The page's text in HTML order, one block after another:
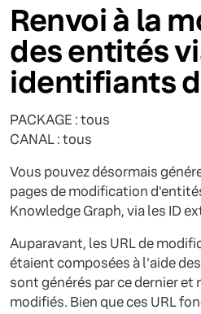
Renvoi à la
des entités
identifiants
PACKAGE : tous
CANAL : tous
Vous pouvez désormais
pages de modification
Knowledge Graph, via les ID
Auparavant, les URL de
étaient composées à l'aide
sont générés par ce dernier et
modifiés. Bien que ces URL